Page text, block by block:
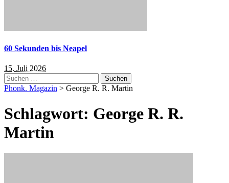
60 Sekunden bis Neapel
15. Juli 2026
Suchen
nach:
Phonk. Magazin > George R. R. Martin
Schlagwort: George R. R.
Martin